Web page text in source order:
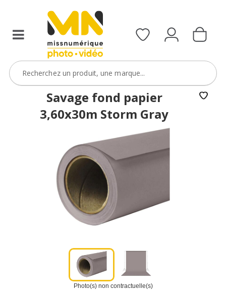
Savage fond papier
3,60x30m Storm Gray
Photo(s) non contractuelle(s)